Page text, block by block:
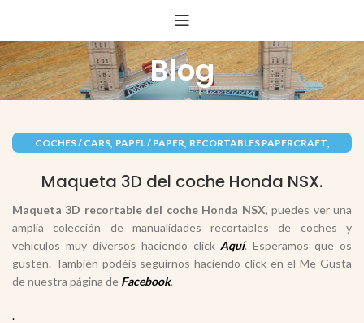
Blog
COCHES / CARS, PAPEL / PAPER, RECORTABLES PAPERCRAFT,
Maqueta 3D del coche Honda NSX.
Maqueta 3D recortable del coche Honda NSX, puedes ver una
amplia colección de manualidades recortables de coches y
vehículos muy diversos haciendo click Aquí. Esperamos que os
gusten. También podéis seguirnos haciendo click en el Me Gusta
de nuestra página de Facebook.
.